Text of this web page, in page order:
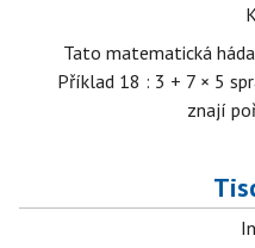
Tato matematická
Příklad 18 : 3 + 7 × 5
znají